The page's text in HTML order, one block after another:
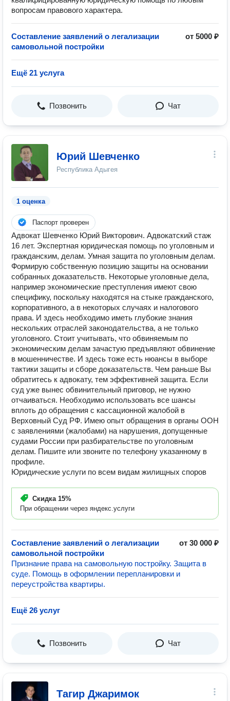
вопросам правового характера.
Составление заявлений о легализации
самовольной постройки
от 5000 ₽
Ещё 21 услуга
Позвонить Чат
Юрий Шевченко
Республика Адыгея
1 оценка
Паспорт проверен
Адвокат Шевченко Юрий Викторович. Адвокатский стаж
16 лет. Экспертная юридическая помощь по уголовным и
гражданским, делам. Умная защита по уголовным делам.
Формирую собственную позицию защиты на основании
собранных доказательств. Некоторые уголовные дела,
например экономические преступления имеют свою
специфику, поскольку находятся на стыке гражданского,
корпоративного, а в некоторых случаях и налогового
права. И здесь необходимо иметь глубокие знания
нескольких отраслей законодательства, а не только
уголовного. Стоит учитывать, что обвиняемым по
экономическим делам зачастую предъявляют обвинение
в мошенничестве. И здесь тоже есть нюансы в выборе
тактики защиты и сборе доказательств. Чем раньше Вы
обратитесь к адвокату, тем эффективней защита. Если
суд уже вынес обвинительный приговор, не нужно
отчаиваться. Необходимо использовать все шансы
вплоть до обращения с кассационной жалобой в
Верховный Суд РФ. Имею опыт обращения в органы ООН
с заявлениями (жалобами) на нарушения, допущенные
судами России при разбирательстве по уголовным
делам. Пишите или звоните по телефону указанному в
профиле.
Юридические услуги по всем видам жилищных споров
Скидка 15%
При обращении через яндекс.услуги
Составление заявлений о легализации
самовольной постройки
от 30 000 ₽
Признание права на самовольную постройку. Защита в
суде. Помощь в оформлении перепланировки и
переустройства квартиры.
Ещё 26 услуг
Позвонить Чат
Тагир Джаримок